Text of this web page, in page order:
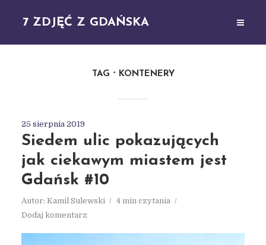
7 ZDJĘĆ Z GDAŃSKA
TAG KONTENERY
25 sierpnia 2019
Siedem ulic pokazujących
jak ciekawym miastem jest
Gdańsk #10
Autor: Kamil Sulewski
4 min czytania
Dodaj komentarz